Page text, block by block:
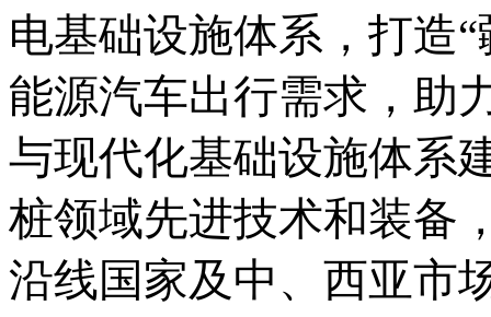
电基础设施体系，打造
能源汽车出行需求，助
与现代化基础设施体系
桩领域先进技术和装备
沿线国家及中、西亚市